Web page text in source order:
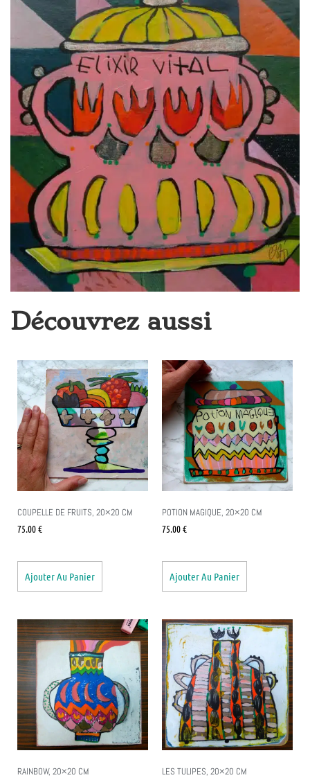
Découvrez aussi
COUPELLE DE FRUITS, 20×20 CM
75.00€
Ajouter Au Panier
POTION MAGIQUE, 20×20 CM
75.00€
Ajouter Au Panier
RAINBOW, 20×20 CM LES TULIPES, 20×20 CM